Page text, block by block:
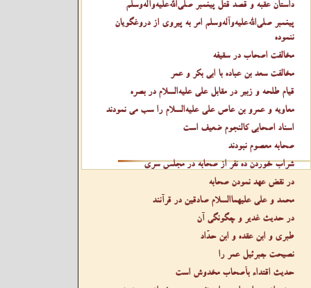
داستان عقبه و قصد قتل پیغمبر صلى‌الله‌عليه‌وآله‌وسلم
پیغمبر صلى‌الله‌عليه‌وآله‌وسلم امر به پیروی از دروغگویان
ننموده
مخالفت اصحاب در سقیفه
مخالفت سعد بن عباده با ابی بکر و عمر
قیام طلحه و زبیر در مقابل علی عليه‌السلام در بصره
معاویه و عمرو بن عاص علی عليه‌السلام را سب می نمودند
اسناد اصحابی کالنجوم ضعیف است
صحابه معصوم نبودند
شراب خوردن ده نفر از صحابه در مجلس سری
در نقض عهد نمودن صحابه
محمد و علی عليهما‌السلام صادقین در قرآنند
در حدیث غدیر و چگونگی آن
طبری و ابن عقده و ابن حدّاد
نصیحت جبرئیل عمر را
حدیث اقتداء بأصحاب مخدوش است